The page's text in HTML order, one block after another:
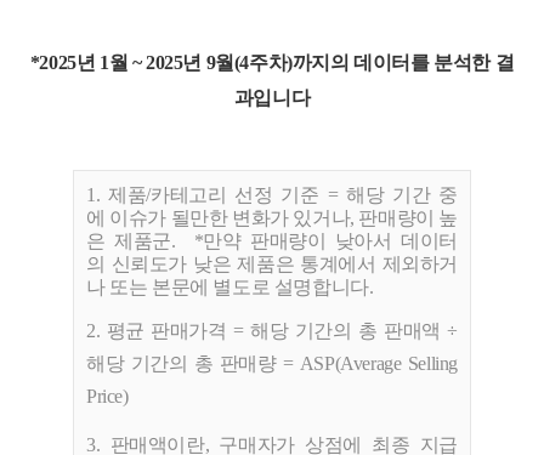
*2025년 1월 ~ 2025년 9월(4주차)까지의 데이터를 분석한 결
과입니다
1. 제품/카테고리 선정 기준 = 해당 기간 중
에 이슈가 될만한 변화가 있거나, 판매량이 높
은 제품군. *만약 판매량이 낮아서 데이터
의 신뢰도가 낮은 제품은 통계에서 제외하거
나 또는 본문에 별도로 설명합니다.
2. 평균 판매가격 =해당 기간의 총 판매액 ÷
해당 기간의 총 판매량 = ASP(Average Selling
Price)
3. 판매액이란, 구매자가 상점에 최종 지급